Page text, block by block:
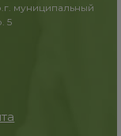
муниципальный
5